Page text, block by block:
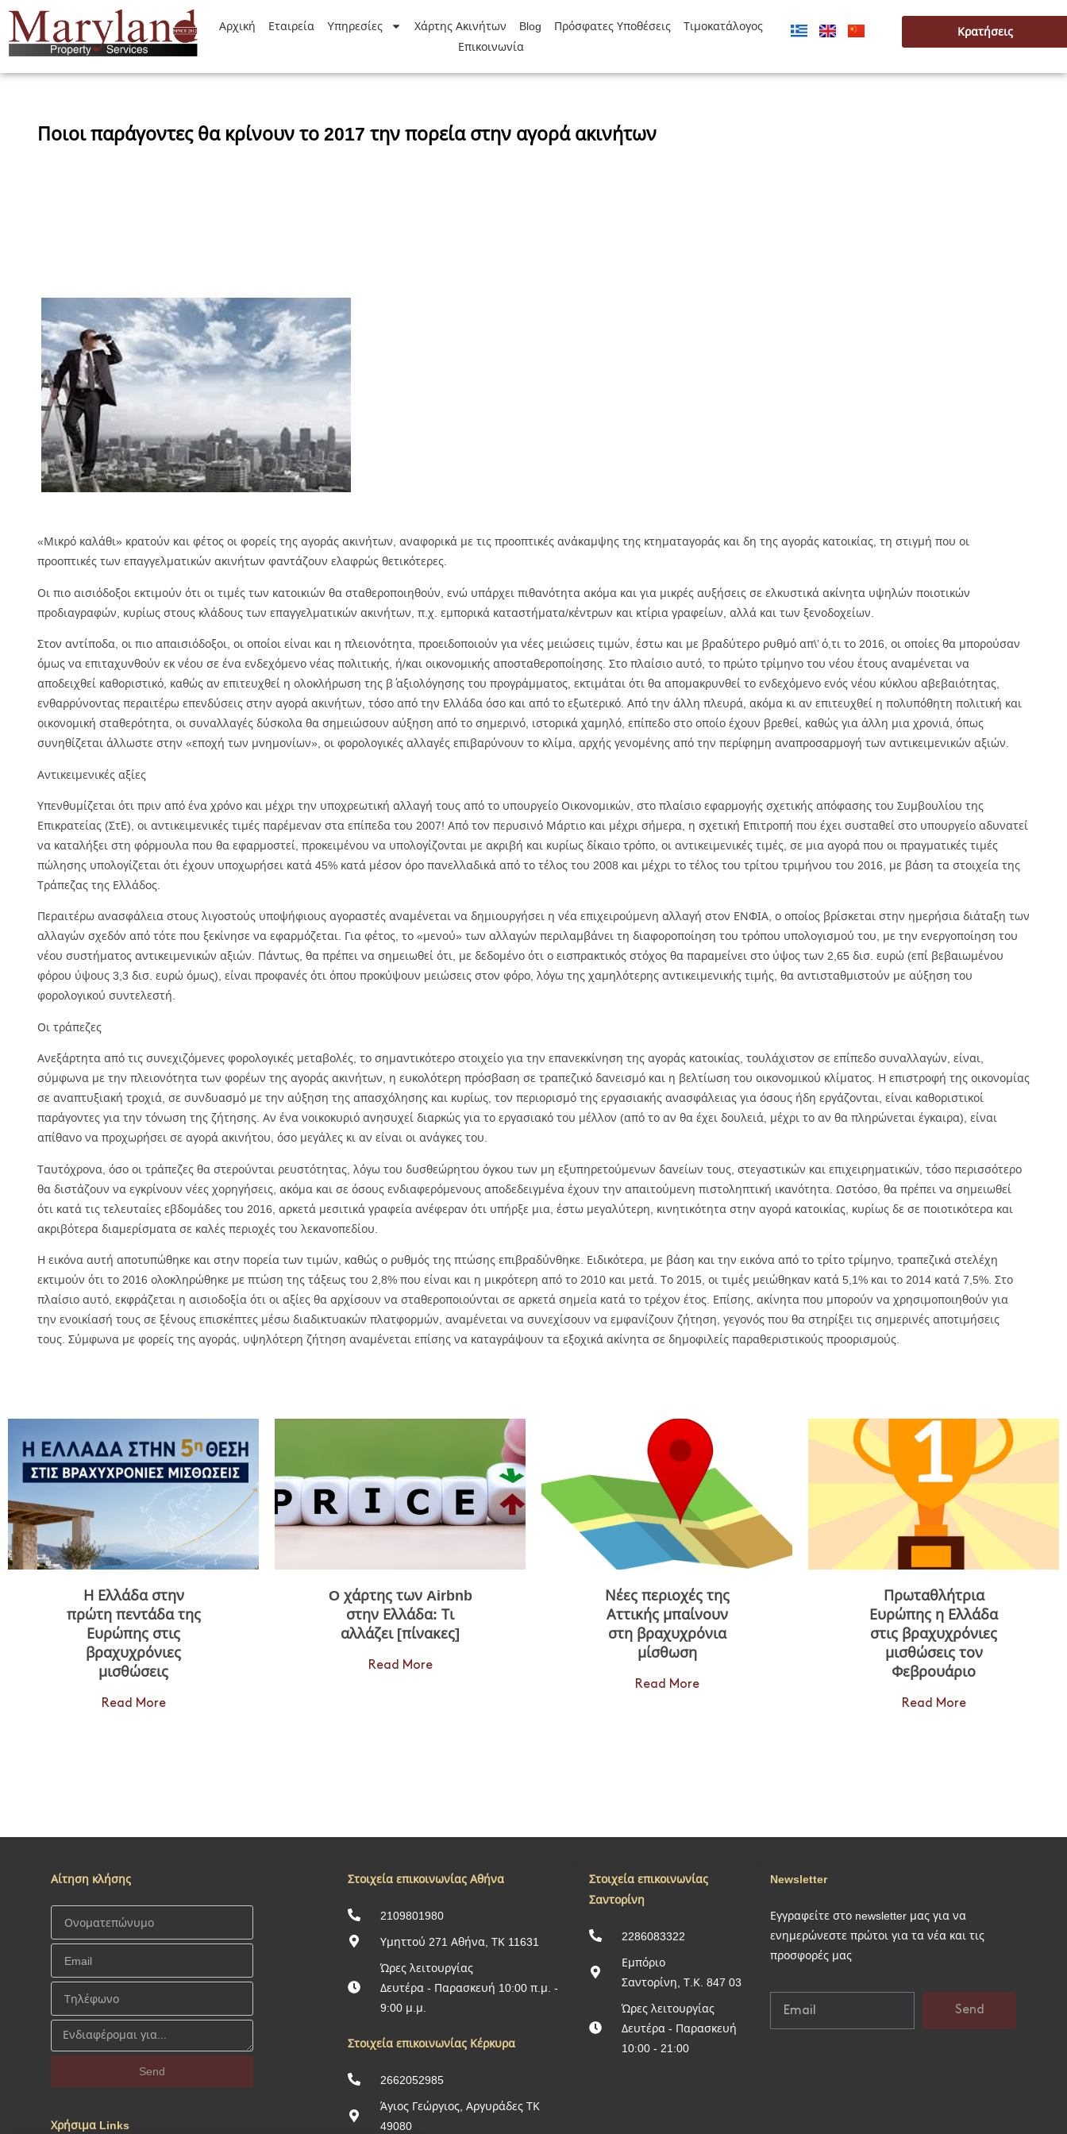
Αρχική Εταιρεία Yπηρεσίες Χάρτης Ακινήτων Blog Πρόσφατες Υποθέσεις
Τιμοκατάλογος
Επικοινωνία
Κρατήσεις
Ποιοι παράγοντες θα κρίνουν το 2017 την πορεία στην αγορά ακινήτων
«Μικρό καλάθι» κρατούν και φέτος οι φορείς της αγοράς ακινήτων, αναφορικά με τις προοπτικές ανάκαμψης της κτηματαγοράς και δη της αγοράς κατοικίας, τη στιγμή που οι
προοπτικές των επαγγελματικών ακινήτων φαντάζουν ελαφρώς θετικότερες.
Οι πιο αισιόδοξοι εκτιμούν ότι οι τιμές των κατοικιών θα σταθεροποιηθούν, ενώ υπάρχει πιθανότητα ακόμα και για μικρές αυξήσεις σε ελκυστικά ακίνητα υψηλών ποιοτικών
προδιαγραφών, κυρίως στους κλάδους των επαγγελματικών ακινήτων, π.χ. εμπορικά καταστήματα/κέντρων και κτίρια γραφείων, αλλά και των ξενοδοχείων.
Στον αντίποδα, οι πιο απαισιόδοξοι, οι οποίοι είναι και η πλειονότητα, προειδοποιούν για νέες μειώσεις τιμών, έστω και με βραδύτερο ρυθμό απ\’ ό,τι το 2016, οι οποίες θα μπορούσαν
όμως να επιταχυνθούν εκ νέου σε ένα ενδεχόμενο νέας πολιτικής, ή/και οικονομικής αποσταθεροποίησης. Στο πλαίσιο αυτό, το πρώτο τρίμηνο του νέου έτους αναμένεται να
αποδειχθεί καθοριστικό, καθώς αν επιτευχθεί η ολοκλήρωση της β΄ αξιολόγησης του προγράμματος, εκτιμάται ότι θα απομακρυνθεί το ενδεχόμενο ενός νέου κύκλου αβεβαιότητας,
ενθαρρύνοντας περαιτέρω επενδύσεις στην αγορά ακινήτων, τόσο από την Ελλάδα όσο και από το εξωτερικό. Από την άλλη πλευρά, ακόμα κι αν επιτευχθεί η πολυπόθητη πολιτική και
οικονομική σταθερότητα, οι συναλλαγές δύσκολα θα σημειώσουν αύξηση από το σημερινό, ιστορικά χαμηλό, επίπεδο στο οποίο έχουν βρεθεί, καθώς για άλλη μια χρονιά, όπως
συνηθίζεται άλλωστε στην «εποχή των μνημονίων», οι φορολογικές αλλαγές επιβαρύνουν το κλίμα, αρχής γενομένης από την περίφημη αναπροσαρμογή των αντικειμενικών αξιών.
Αντικειμενικές αξίες
Υπενθυμίζεται ότι πριν από ένα χρόνο και μέχρι την υποχρεωτική αλλαγή τους από το υπουργείο Οικονομικών, στο πλαίσιο εφαρμογής σχετικής απόφασης του Συμβουλίου της
Επικρατείας (ΣτΕ), οι αντικειμενικές τιμές παρέμεναν στα επίπεδα του 2007! Από τον περυσινό Μάρτιο και μέχρι σήμερα, η σχετική Επιτροπή που έχει συσταθεί στο υπουργείο αδυνατεί
να καταλήξει στη φόρμουλα που θα εφαρμοστεί, προκειμένου να υπολογίζονται με ακριβή και κυρίως δίκαιο τρόπο, οι αντικειμενικές τιμές, σε μια αγορά που οι πραγματικές τιμές
πώλησης υπολογίζεται ότι έχουν υποχωρήσει κατά 45% κατά μέσον όρο πανελλαδικά από το τέλος του 2008 και μέχρι το τέλος του τρίτου τριμήνου του 2016, με βάση τα στοιχεία της
Τράπεζας της Ελλάδος.
Περαιτέρω ανασφάλεια στους λιγοστούς υποψήφιους αγοραστές αναμένεται να δημιουργήσει η νέα επιχειρούμενη αλλαγή στον ΕΝΦΙΑ, ο οποίος βρίσκεται στην ημερήσια διάταξη των
αλλαγών σχεδόν από τότε που ξεκίνησε να εφαρμόζεται. Για φέτος, το «μενού» των αλλαγών περιλαμβάνει τη διαφοροποίηση του τρόπου υπολογισμού του, με την ενεργοποίηση του
νέου συστήματος αντικειμενικών αξιών. Πάντως, θα πρέπει να σημειωθεί ότι, με δεδομένο ότι ο εισπρακτικός στόχος θα παραμείνει στο ύψος των 2,65 δισ. ευρώ (επί βεβαιωμένου
φόρου ύψους 3,3 δισ. ευρώ όμως), είναι προφανές ότι όπου προκύψουν μειώσεις στον φόρο, λόγω της χαμηλότερης αντικειμενικής τιμής, θα αντισταθμιστούν με αύξηση του
φορολογικού συντελεστή.
Οι τράπεζες
Ανεξάρτητα από τις συνεχιζόμενες φορολογικές μεταβολές, το σημαντικότερο στοιχείο για την επανεκκίνηση της αγοράς κατοικίας, τουλάχιστον σε επίπεδο συναλλαγών, είναι,
σύμφωνα με την πλειονότητα των φορέων της αγοράς ακινήτων, η ευκολότερη πρόσβαση σε τραπεζικό δανεισμό και η βελτίωση του οικονομικού κλίματος. Η επιστροφή της οικονομίας
σε αναπτυξιακή τροχιά, σε συνδυασμό με την αύξηση της απασχόλησης και κυρίως, τον περιορισμό της εργασιακής ανασφάλειας για όσους ήδη εργάζονται, είναι καθοριστικοί
παράγοντες για την τόνωση της ζήτησης. Αν ένα νοικοκυριό ανησυχεί διαρκώς για το εργασιακό του μέλλον (από το αν θα έχει δουλειά, μέχρι το αν θα πληρώνεται έγκαιρα), είναι
απίθανο να προχωρήσει σε αγορά ακινήτου, όσο μεγάλες κι αν είναι οι ανάγκες του.
Ταυτόχρονα, όσο οι τράπεζες θα στερούνται ρευστότητας, λόγω του δυσθεώρητου όγκου των μη εξυπηρετούμενων δανείων τους, στεγαστικών και επιχειρηματικών, τόσο περισσότερο
θα διστάζουν να εγκρίνουν νέες χορηγήσεις, ακόμα και σε όσους ενδιαφερόμενους αποδεδειγμένα έχουν την απαιτούμενη πιστοληπτική ικανότητα. Ωστόσο, θα πρέπει να σημειωθεί
ότι κατά τις τελευταίες εβδομάδες του 2016, αρκετά μεσιτικά γραφεία ανέφεραν ότι υπήρξε μια, έστω μεγαλύτερη, κινητικότητα στην αγορά κατοικίας, κυρίως δε σε ποιοτικότερα και
ακριβότερα διαμερίσματα σε καλές περιοχές του λεκανοπεδίου.
Η εικόνα αυτή αποτυπώθηκε και στην πορεία των τιμών, καθώς ο ρυθμός της πτώσης επιβραδύνθηκε. Ειδικότερα, με βάση και την εικόνα από το τρίτο τρίμηνο, τραπεζικά στελέχη
εκτιμούν ότι το 2016 ολοκληρώθηκε με πτώση της τάξεως του 2,8% που είναι και η μικρότερη από το 2010 και μετά. Το 2015, οι τιμές μειώθηκαν κατά 5,1% και το 2014 κατά 7,5%. Στο
πλαίσιο αυτό, εκφράζεται η αισιοδοξία ότι οι αξίες θα αρχίσουν να σταθεροποιούνται σε αρκετά σημεία κατά το τρέχον έτος. Επίσης, ακίνητα που μπορούν να χρησιμοποιηθούν για
την ενοικίασή τους σε ξένους επισκέπτες μέσω διαδικτυακών πλατφορμών, αναμένεται να συνεχίσουν να εμφανίζουν ζήτηση, γεγονός που θα στηρίξει τις σημερινές αποτιμήσεις
τους. Σύμφωνα με φορείς της αγοράς, υψηλότερη ζήτηση αναμένεται επίσης να καταγράψουν τα εξοχικά ακίνητα σε δημοφιλείς παραθεριστικούς προορισμούς.
Η Ελλάδα στην
πρώτη πεντάδα της
Ευρώπης στις
βραχυχρόνιες
μισθώσεις
Read More
O χάρτης των Airbnb
στην Ελλάδα: Τι
αλλάζει [πίνακες]
Read More
Νέες περιοχές της
Αττικής μπαίνουν
στη βραχυχρόνια
μίσθωση
Read More
Πρωταθλήτρια
Ευρώπης η Ελλάδα
στις βραχυχρόνιες
μισθώσεις τον
Φεβρουάριο
Read More
Αίτηση κλήσης
Send
Χρήσιμα Links
Στοιχεία επικοινωνίας Αθήνα
2109801980
Υμηττού 271 Αθήνα, ΤΚ 11631
Ώρες λειτουργίας
Δευτέρα - Παρασκευή 10:00 π.μ. -
9:00 μ.μ.
Στοιχεία επικοινωνίας Κέρκυρα
2662052985
Άγιος Γεώργιος, Αργυράδες ΤΚ
49080
Στοιχεία επικοινωνίας
Σαντορίνη
2286083322
Εμπόριο
Σαντορίνη, Τ.Κ. 847 03
Ώρες λειτουργίας
Δευτέρα - Παρασκευή
10:00 - 21:00
Newsletter
Εγγραφείτε στο newsletter μας για να
ενημερώνεστε πρώτοι για τα νέα και τις
προσφορές μας
Send